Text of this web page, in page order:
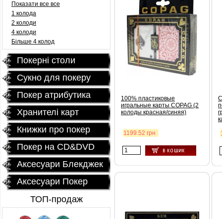
Показати все все
1 колода
2 колоди
4 колоди
Більше 4 колод
Покернi столи
Сукно для покеру
Покер атрибутика
Хранителі карт
Книжки про покер
Покер на CD&DVD
Аксесуари Блекджек
Аксесуари Покер
ТОП-продаж
100% пластиковые
игральные карты COPAG (2
колоды красная/синяя)
1199.52 грн